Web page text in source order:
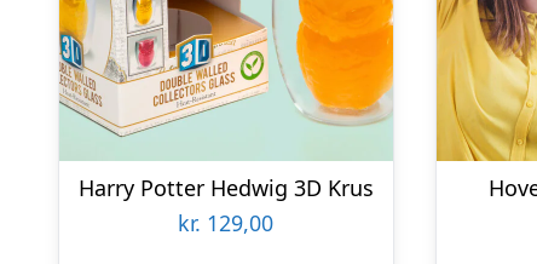
Harry Potter Hedwig 3D Krus
kr. 129,00